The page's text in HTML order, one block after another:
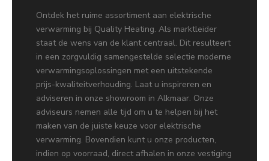
Ontdek het ruime assortiment aan elektrische
verwarming bij Quality Heating. Als marktleider
staat de wens van de klant centraal. Dit resulteert
in een zorgvuldig samengestelde selectie moderne
verwarmingsoplossingen met een uitstekende
prijs-kwaliteitverhouding. Laat u inspireren en
adviseren in onze showroom in Alkmaar. Onze
adviseurs nemen alle tijd om u te helpen bij het
maken van de juiste keuze voor elektrische
verwarming. Bovendien kunt u onze producten,
indien op voorraad, direct afhalen in onze vestiging